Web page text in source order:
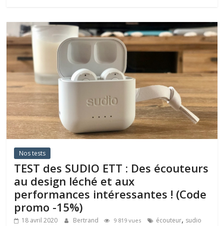
Nos tests
TEST des SUDIO ETT : Des écouteurs
au design léché et aux
performances intéressantes ! (Code
promo -15%)
18 avril 2020 Bertrand 9 819 vues écouteur, sudio